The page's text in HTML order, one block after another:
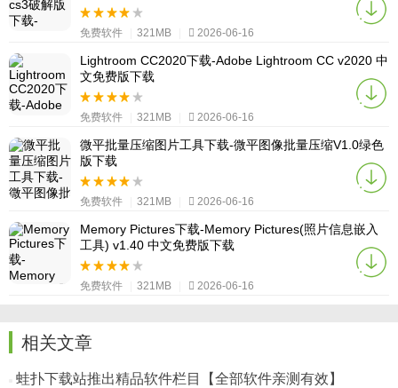
免费软件 321MB 2026-06-16
Lightroom CC2020下载-Adobe Lightroom CC v2020 中
文免费版下载
免费软件 321MB 2026-06-16
微平批量压缩图片工具下载-微平图像批量压缩V1.0绿色
版下载
免费软件 321MB 2026-06-16
Memory Pictures下载-Memory Pictures(照片信息嵌入
工具) v1.40 中文免费版下载
免费软件 321MB 2026-06-16
相关文章
蛙扑下载站推出精品软件栏目【全部软件亲测有效】